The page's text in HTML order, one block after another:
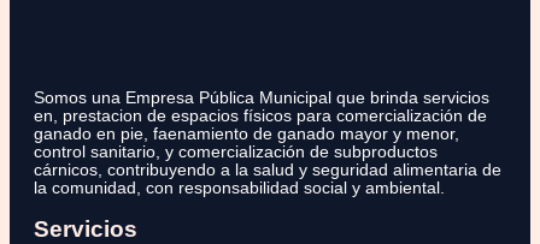
Somos una Empresa Pública Municipal que brinda servicios
en, prestacion de espacios físicos para comercialización de
ganado en pie, faenamiento de ganado mayor y menor,
control sanitario, y comercialización de subproductos
cárnicos, contribuyendo a la salud y seguridad alimentaria de
la comunidad, con responsabilidad social y ambiental.
Servicios